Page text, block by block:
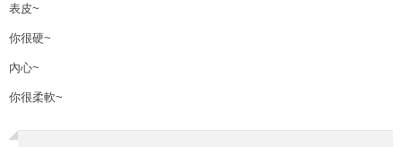
表皮~
你很硬~
內心~
你很柔軟~